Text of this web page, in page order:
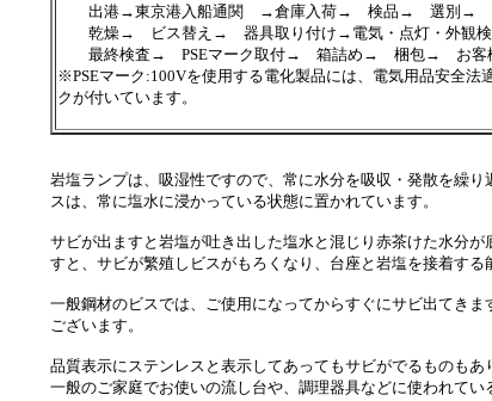
出港→東京港入船通関 →倉庫入荷→ 検品→ 選別→
乾燥→ ビス替え→ 器具取り付け→電気・点灯・外観
最終検査→ PSEマーク取付→ 箱詰め→ 梱包→ お客
※PSEマーク:100Vを使用する電化製品には、電気用品安全法
クが付いています。
岩塩ランプは、吸湿性ですので、常に水分を吸収・発散を繰
スは、常に塩水に浸かっている状態に置かれています。
サビが出ますと岩塩が吐き出した塩水と混じり赤茶けた水分が
すと、サビが繁殖しビスがもろくなり、台座と岩塩を接着する
一般鋼材のビスでは、ご使用になってからすぐにサビ出てき
ございます。
品質表示にステンレスと表示してあってもサビがでるものもあ
一般のご家庭でお使いの流し台や、調理器具などに使われて